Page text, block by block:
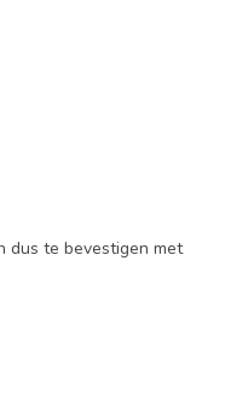
dus te bevestigen met